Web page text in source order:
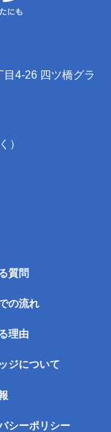
4-26 四ツ橋グラ
）
質問
の流れ
理由
ジについて
シーポリシー